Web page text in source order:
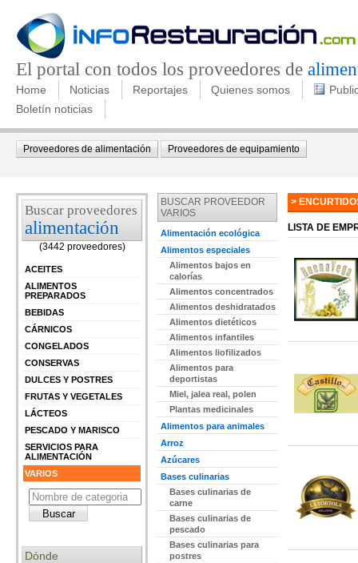
El portal con todos los proveedores de
Home Noticias Reportajes Quienes somos
Boletín noticias
Proveedores de alimentación Proveedores de equipamiento
Buscar proveedores
alimentación
(3442 proveedores)
ACEITES
ALIMENTOS
PREPARADOS
BEBIDAS
CÁRNICOS
CONGELADOS
CONSERVAS
DULCES Y POSTRES
FRUTAS Y VEGETALES
LÁCTEOS
PESCADO Y MARISCO
SERVICIOS PARA
ALIMENTACIÓN
VARIOS
Dónde
BUSCAR PROVEEDOR
VARIOS
Alimentación ecológica
Alimentos especiales
Alimentos bajos en
calorías
Alimentos concentrados
Alimentos deshidratados
Alimentos dietéticos
Alimentos infantiles
Alimentos liofilizados
Alimentos para
deportistas
Miel, jalea real, polen
Plantas medicinales
Alimentos para animales
Arroz
Azúcares
Bases culinarias
Bases culinarias de
carne
Bases culinarias de
pescado
Bases culinarias para
postres
>
LISTA DE